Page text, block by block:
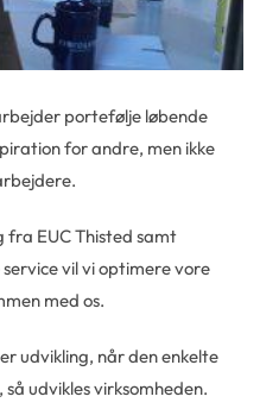
portefølje løbende
for andre, men ikke
fra EUC Thisted samt
vil vi optimere vore
med os.
udvikling, når den enkelte
udvikles virksomheden.